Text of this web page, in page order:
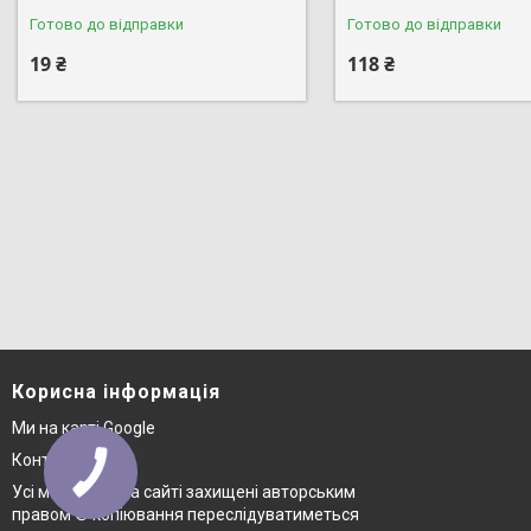
Готово до відправки
19 ₴
Готово до відправки
118 ₴
Корисна інформація
Ми на карті Google
Контакти
Усі матеріали на сайті захищені авторським
правом © копіювання переслідуватиметься